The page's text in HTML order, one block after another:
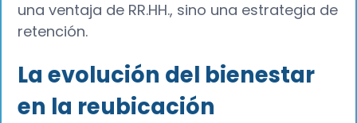
una ventaja de RR.HH., sino una estrategia de
retención.
La evolución del bienestar
en la reubicación